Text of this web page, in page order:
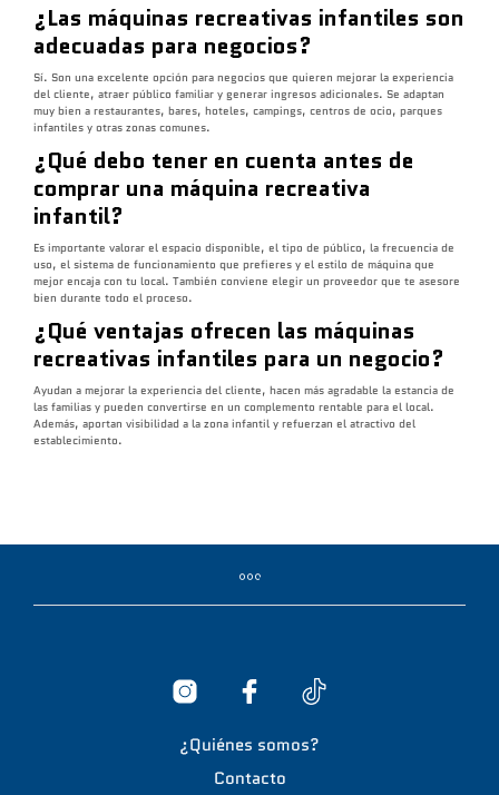
¿Las máquinas recreativas infantiles son
adecuadas para negocios?
Sí. Son una excelente opción para negocios que quieren mejorar la experiencia
del cliente, atraer público familiar y generar ingresos adicionales. Se adaptan
muy bien a restaurantes, bares, hoteles, campings, centros de ocio, parques
infantiles y otras zonas comunes.
¿Qué debo tener en cuenta antes de
comprar una máquina recreativa
infantil?
Es importante valorar el espacio disponible, el tipo de público, la frecuencia de
uso, el sistema de funcionamiento que prefieres y el estilo de máquina que
mejor encaja con tu local. También conviene elegir un proveedor que te asesore
bien durante todo el proceso.
¿Qué ventajas ofrecen las máquinas
recreativas infantiles para un negocio?
Ayudan a mejorar la experiencia del cliente, hacen más agradable la estancia de
las familias y pueden convertirse en un complemento rentable para el local.
Además, aportan visibilidad a la zona infantil y refuerzan el atractivo del
establecimiento.
¿Quiénes somos?
Contacto